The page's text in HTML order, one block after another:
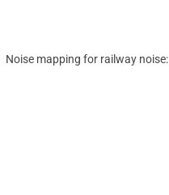
Noise mapping for railway